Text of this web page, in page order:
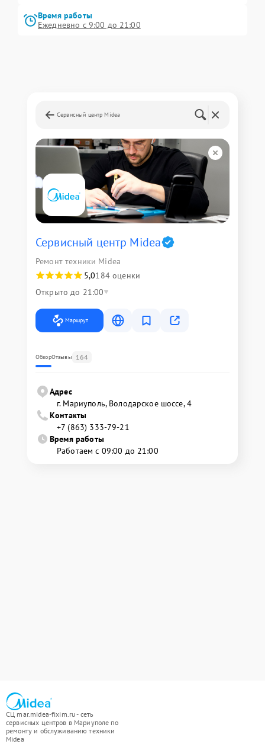
Время работы
Ежедневно с 9:00 до 21:00
Сервисный центр Midea
Сервисный центр Midea
Ремонт техники Midea
5,0184 оценки
Открыто до 21:00
Маршрут
ОбзорОтзывы 164
Адрес
г. Мариуполь, Володарское шоссе, 4
Контакты
+7 (863) 333-79-21
Время работы
Работаем с 09:00 до 21:00
СЦ mar.midea-fixim.ru - сеть
сервисных центров в Мариуполе по
ремонту и обслуживанию техники
Midea